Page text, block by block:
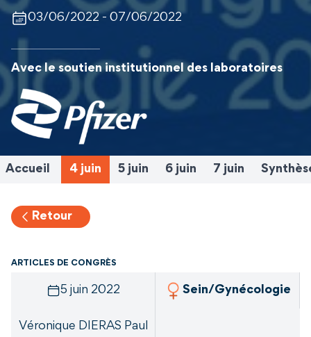
03/06/2022 - 07/06/2022
Avec le soutien institutionnel des laboratoires
Accueil 4 juin 5 juin 6 juin 7 juin
Retour
ARTICLES DE CONGRÈS
5 juin 2022 Sein/Gynécologie
Véronique DIERAS Paul